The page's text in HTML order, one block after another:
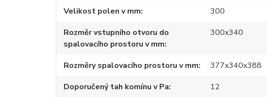
Velikost polen v mm
300
Rozměr vstupního otvoru do
spalovacího prostoru v mm
300x340
Rozměry spalovacího prostoru v mm
377x340x388
Doporučený tah komínu v Pa
12